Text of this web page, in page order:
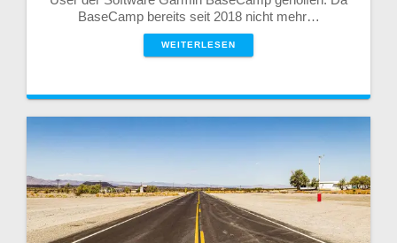
BaseCamp bereits seit 2018 nicht mehr…
WEITERLESEN